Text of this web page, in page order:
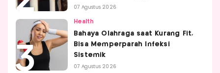
07 Agustus 2026
Health
Bahaya Olahraga saat Kurang Fit,
Bisa Memperparah Infeksi
Sistemik
07 Agustus 2026